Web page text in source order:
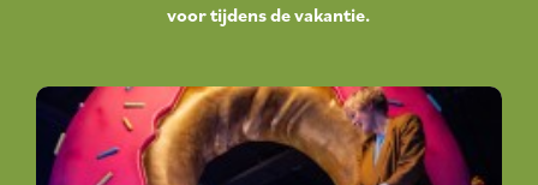
voor tijdens de vakantie.